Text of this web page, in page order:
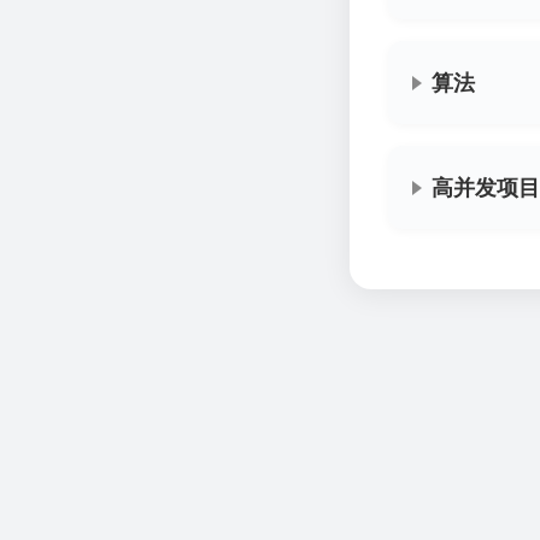
算法
高并发项目